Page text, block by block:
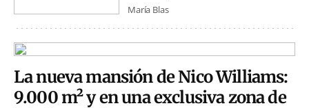
María Blas
La nueva mansión de Nico Williams:
9.000 m² y en una exclusiva zona de